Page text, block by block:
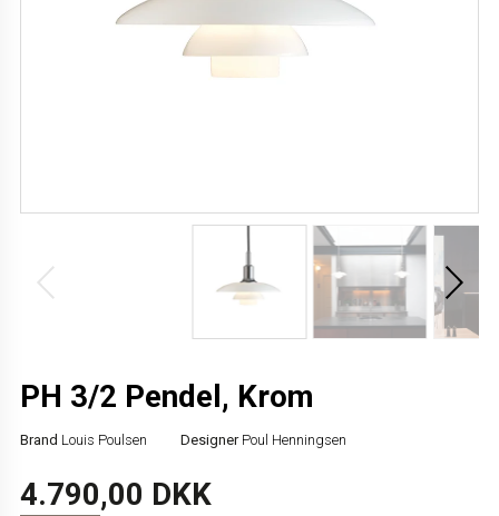
PH 3/2 Pendel, Krom
Brand Louis Poulsen Designer Poul Henningsen
4.790,00 DKK